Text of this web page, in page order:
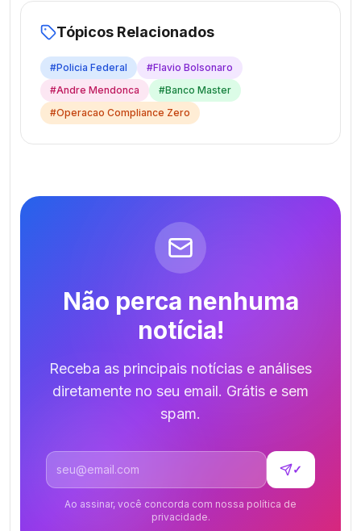
Tópicos Relacionados
#Policia Federal #Flavio Bolsonaro
#Andre Mendonca #Banco Master
#Operacao Compliance Zero
Não perca nenhuma
notícia!
Receba as principais notícias e análises
diretamente no seu email. Grátis e sem
spam.
Endereço de email
✓
Ao assinar, você concorda com nossa política de
privacidade.